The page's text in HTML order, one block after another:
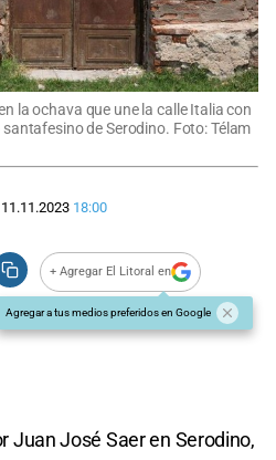
la ochava que une la calle Italia con
de Serodino. Foto: Télam
18:00
+ Agregar El Litoral en
Agregar a tus medios preferidos en Google
Juan José Saer en Serodino,